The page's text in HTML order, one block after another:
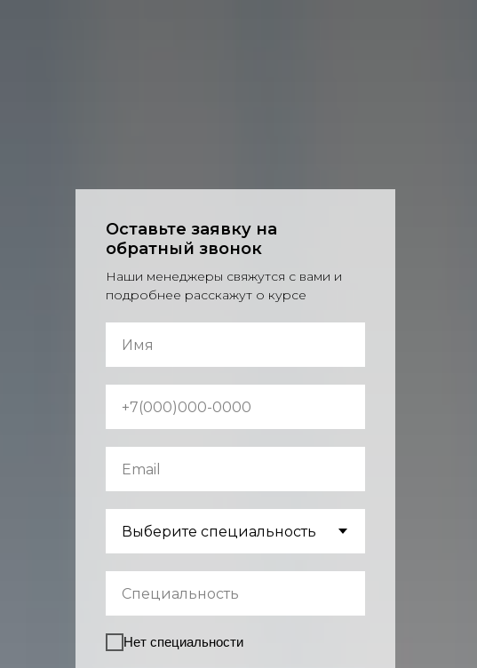
Оставьте заявку на
обратный звонок
Наши менеджеры свяжутся с вами и
подробнее расскажут о курсе
Нет специальности